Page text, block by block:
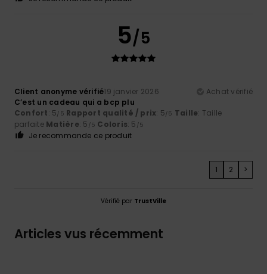
5/5
Client anonyme vérifié19 janvier 2026
Achat vérifié
C’est un cadeau qui a bcp plu
Confort: 5/5 Rapport qualité / prix: 5/5 Taille: Taille
parfaite Matière: 5 /5 Coloris: 5 /5
Je recommande ce produit
1 2 >
Vérifié par TrustVille
Articles vus récemment